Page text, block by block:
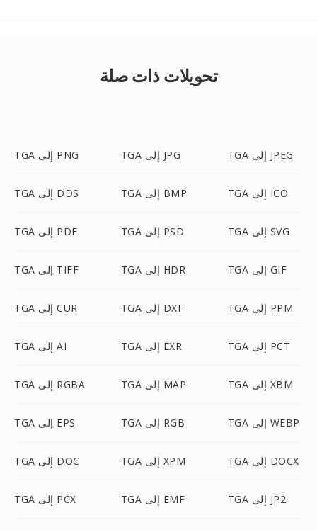
تحويلات ذات صلة
TGA إلى PNG TGA إلى JPG TGA إلى JPEG
TGA إلى DDS TGA إلى BMP TGA إلى ICO
TGA إلى PDF TGA إلى PSD TGA إلى SVG
TGA إلى TIFF TGA إلى HDR TGA إلى GIF
TGA إلى CUR TGA إلى DXF TGA إلى PPM
TGA إلى AI TGA إلى EXR TGA إلى PCT
TGA إلى RGBA TGA إلى MAP TGA إلى XBM
TGA إلى EPS TGA إلى RGB TGA إلى WEBP
TGA إلى DOC TGA إلى XPM TGA إلى DOCX
TGA إلى PCX TGA إلى EMF TGA إلى JP2